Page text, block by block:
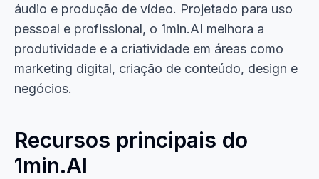
áudio e produção de vídeo. Projetado para uso
pessoal e profissional, o 1min.AI melhora a
produtividade e a criatividade em áreas como
marketing digital, criação de conteúdo, design e
negócios.
Recursos principais do
1min.AI